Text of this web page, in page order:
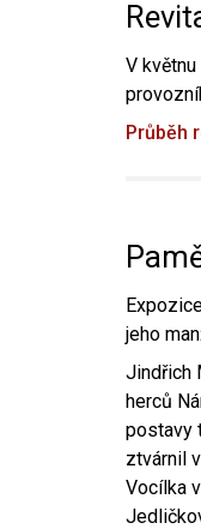
V
Průběh
jeho
Jindřich
herců
postavy
ztvárnil
Vocílka